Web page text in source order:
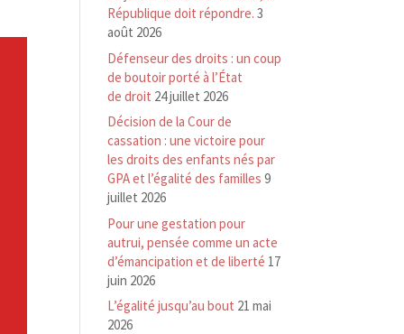
République doit répondre. 3
août 2026
Défenseur des droits : un coup
de boutoir porté à l’État
de droit 24 juillet 2026
Décision de la Cour de
cassation : une victoire pour
les droits des enfants nés par
GPA et l’égalité des familles 9
juillet 2026
Pour une gestation pour
autrui, pensée comme un acte
d’émancipation et de liberté 17
juin 2026
L’égalité jusqu’au bout 21 mai
2026